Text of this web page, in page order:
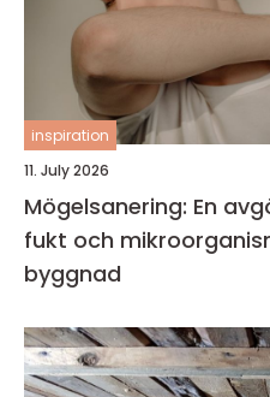
inspiration
11. July 2026
Mögelsanering: En
fukt och
byggnad